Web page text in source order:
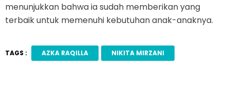
menunjukkan bahwa ia sudah memberikan yang
terbaik untuk memenuhi kebutuhan anak-anaknya.
TAGS : AZKA RAQILLA NIKITA MIRZANI